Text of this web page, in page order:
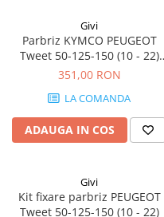
Givi
Parbriz KYMCO PEUGEOT
Tweet 50-125-150 (10 - 22)
Like Sport 125 (22 - 23)
351,00 RON
LA COMANDA
ADAUGA IN COS
Givi
Kit fixare parbriz PEUGEOT
Tweet 50-125-150 (10 - 22)